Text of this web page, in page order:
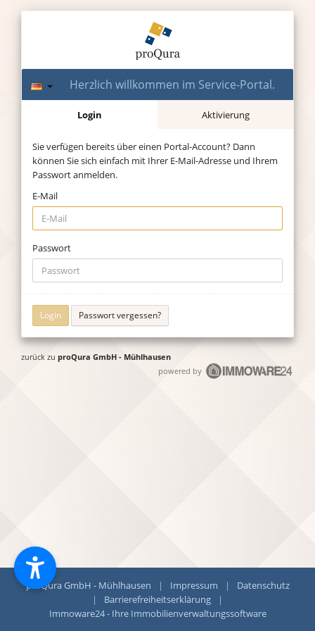
Herzlich willkommen im Service-Portal.
Login Aktivierung
Sie verfügen bereits über einen Portal-Account? Dann
können Sie sich einfach mit Ihrer E-Mail-Adresse und Ihrem
Passwort anmelden.
E-Mail
Passwort
Passwort vergessen?
zurück zu proQura GmbH - Mühlhausen
powered by
proQura GmbH - Mühlhausen | Impressum |
Datenschutz
|
Barrierefreiheitserklärung
|
Immoware24 - Ihre Immobilienverwaltungssoftware